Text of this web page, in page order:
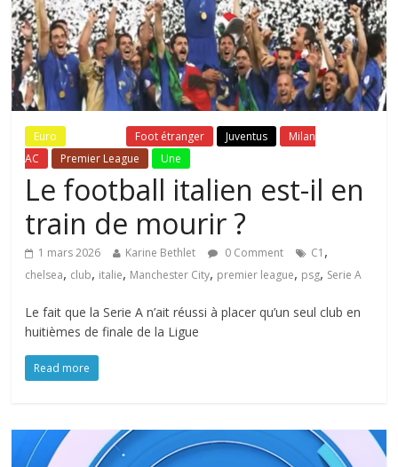
Euro Foot étranger Juventus
Milan
AC
Premier League Une
Le football italien est-il en
train de mourir ?
1 mars 2026 Karine Bethlet 0 Comment C1 ,
chelsea, club, italie, Manchester City, premier league, psg, Serie A
Le fait que la Serie A n’ait réussi à placer qu’un seul club en
huitièmes de finale de la Ligue
Read more